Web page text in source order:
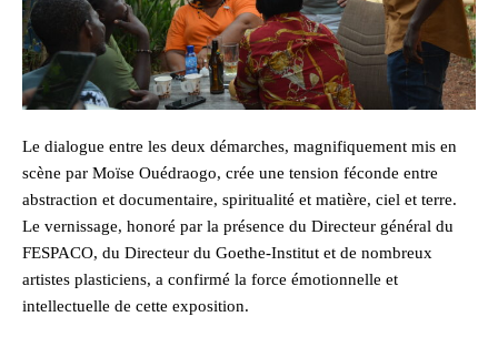
Le dialogue entre les deux démarches, magnifiquement mis en
scène par Moïse Ouédraogo, crée une tension féconde entre
abstraction et documentaire, spiritualité et matière, ciel et terre.
Le vernissage, honoré par la présence du Directeur général du
FESPACO, du Directeur du Goethe-Institut et de nombreux
artistes plasticiens, a confirmé la force émotionnelle et
intellectuelle de cette exposition.